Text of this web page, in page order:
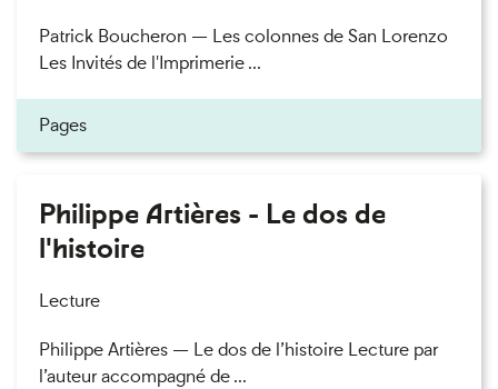
Patrick Boucheron — Les colonnes de San Lorenzo
Les Invités de l'Imprimerie ...
Pages
Philippe Artières - Le dos de
l'histoire
Lecture
Philippe Artières — Le dos de l’histoire Lecture par
l’auteur accompagné de ...